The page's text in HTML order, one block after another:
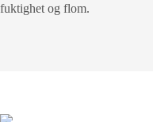
fuktighet og flom.